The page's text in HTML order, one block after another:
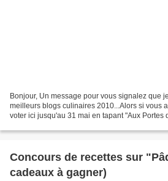
Bonjour, Un message pour vous signalez que
meilleurs blogs culinaires 2010...Alors si vous
voter ici jusqu'au 31 mai en tapant "Aux Portes
Concours de recettes sur
cadeaux à gagner)